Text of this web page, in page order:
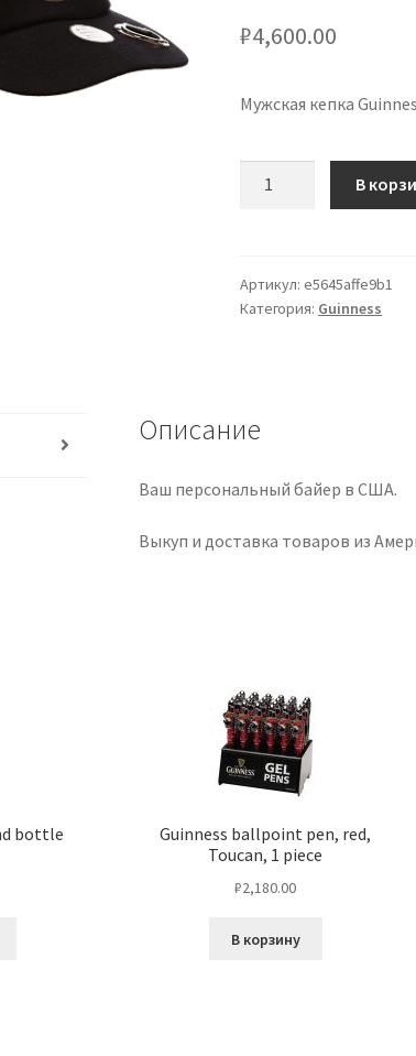
₽4,600.00
Мужская кепка
Hat,
Black,
В
Артикул:e5645affe9b1
Категория: Guinness
Описание
Ваш персональный байер в США.
Выкуп и доставка товаров из
bottle
Guinness ballpoint pen, red,
Toucan, 1 piece
₽2,180.00
В корзину